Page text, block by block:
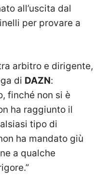
all’uscita dal
per provare a
arbitro e dirigente,
di DAZN:
finché non si è
ha raggiunto il
tipo di
ha mandato giù
a qualche